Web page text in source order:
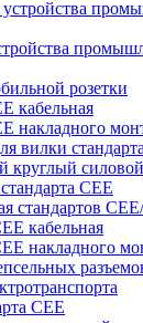
розетки
кабельная
накладного
вилки
круглый силовой
CEE
стандартов
кабельная
накладного
CEE